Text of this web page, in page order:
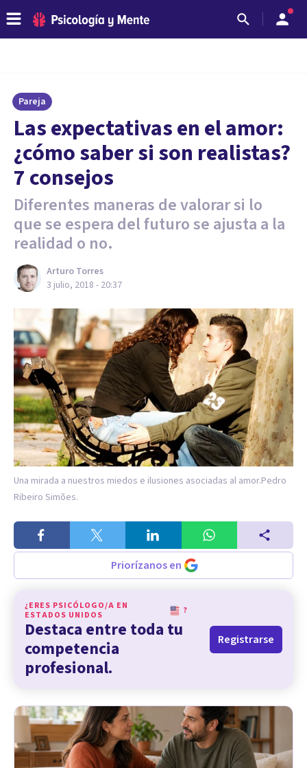
Pareja
Las expectativas en el amor:
¿cómo saber si son realistas?
7 consejos
Diferentes maneras de valorar si lo
que se espera del futuro se ajusta a la
realidad o no.
Arturo Torres
3 julio, 2018 - 20:37
Una mirada a nuestros miedos e ilusiones asociadas al amor.Pedro
Ribeiro Simões.
Priorízanos en
¿ERES PSICÓLOGO/A EN
ESTADOS UNIDOS
?
Destaca entre toda tu
competencia
profesional.
Registrarse